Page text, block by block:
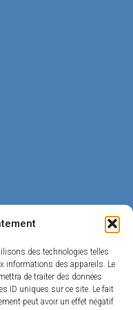
des technologies telles
informations des appareils. Le
de traiter des données
ID uniques sur ce site. Le fait
peut avoir un effet négatif